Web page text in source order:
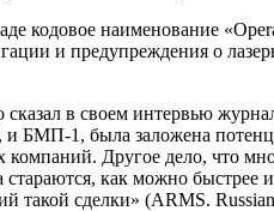
кодовое наименование
и предупреждения о
в своем интервью
1, была заложена
Другое дело, что
как можно быстрее
такой сделки» (ARMS.